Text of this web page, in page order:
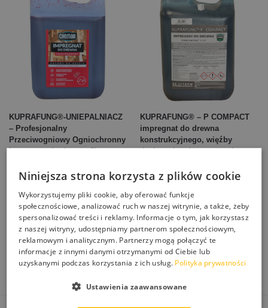
KUPRAFUNG®-UNIEPALNIACZ
– Profesjonalny
Przeciwogniowy Ogniochronny
Impregnat do drewna 5L
Dodaj do koszyka
KUPRAFUNG® – P COMPACT
impregnat do drewna
konstrukcyjnego, więźby
dachowej, ochrona przed
zielony i brązowy
(KONCENTRAT 1:13)
29,00zł – 159,00zł
Wybierz opcje
Wyświetlanie wszystkich wyników: 4
Niniejsza strona korzysta z plików cookie
Wykorzystujemy pliki cookie, aby oferować funkcje
społecznościowe, analizować ruch w naszej witrynie, a także, żeby
spersonalizować treści i reklamy. Informacje o tym, jak korzystasz
z naszej witryny, udostępniamy partnerom społecznościowym,
reklamowym i analitycznym. Partnerzy mogą połączyć te
informacje z innymi danymi otrzymanymi od Ciebie lub
uzyskanymi podczas korzystania z ich usług. Polityka prywatności
Ustawienia zaawansowane